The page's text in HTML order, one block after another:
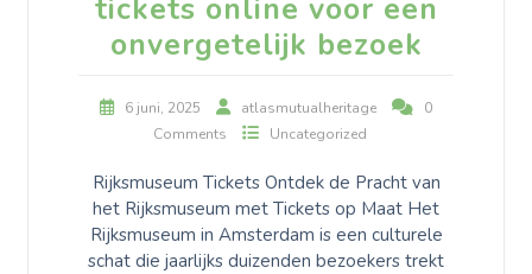
tickets online voor een
onvergetelijk bezoek
6 juni, 2025 atlasmutualheritage
0
Comments
Uncategorized
Rijksmuseum Tickets Ontdek de Pracht van
het Rijksmuseum met Tickets op Maat Het
Rijksmuseum in Amsterdam is een culturele
schat die jaarlijks duizenden bezoekers trekt